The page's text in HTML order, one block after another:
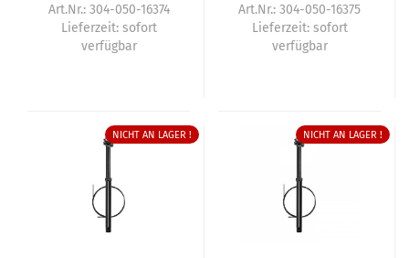
Art.Nr.: 304-050-16374
Lieferzeit: sofort
verfügbar
Art.Nr.: 304-050-16375
Lieferzeit: sofort
verfügbar
NICHT AN LAGER ! NICHT AN LAGER !